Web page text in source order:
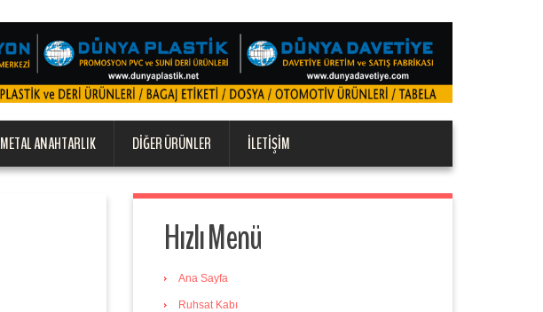
METAL ANAHTARLIK DIĞER ÜRÜNLER İLETIŞIM
Hızlı Menü
Ana Sayfa
Ruhsat Kabı